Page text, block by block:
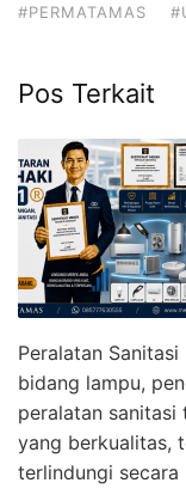
#PERMATAMAS
Pos Terkait
Peralatan
bidang lampu,
peralatan
yang berkualitas,
terlindungi secara